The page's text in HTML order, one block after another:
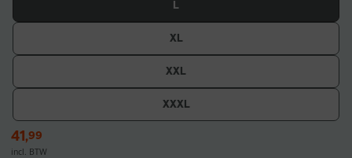
L
XL
XXL
XXXL
41,99
incl. BTW